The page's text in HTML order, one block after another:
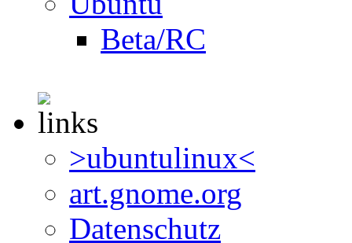
Beta/RC
>ubuntulinux<
art.gnome.org
Datenschutz